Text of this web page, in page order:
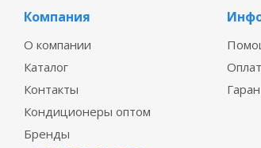
Компания
О компании
Каталог
Контакты
Кондиционеры оптом
Бренды